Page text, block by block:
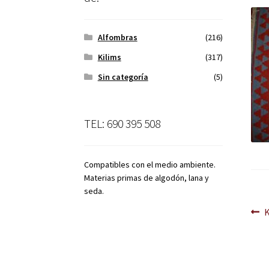
Alfombras
(216)
Kilims
(317)
Sin categoría
(5)
TEL: 690 395 508
Compatibles con el medio ambiente.
Materias primas de algodón, lana y
seda.